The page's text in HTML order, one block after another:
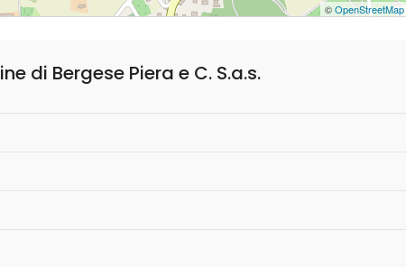
©OpenStreetMap
di Bergese Piera e C. S.a.s.